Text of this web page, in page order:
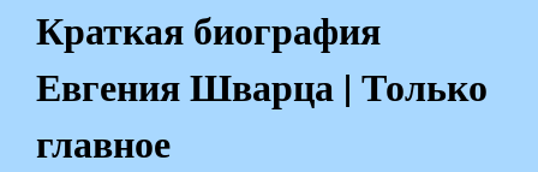
Краткая биография
Евгения Шварца | Только
главное